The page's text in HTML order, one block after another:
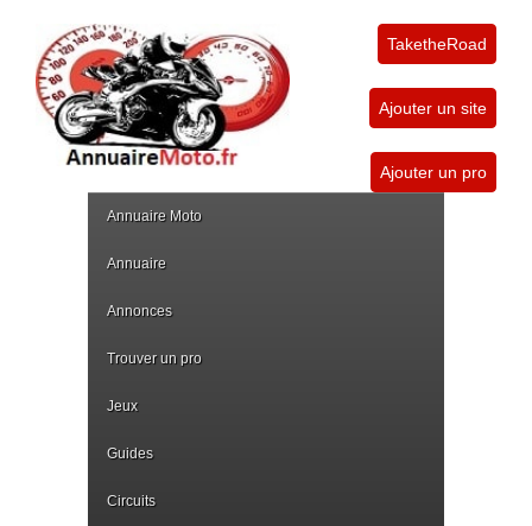
TaketheRoad
Ajouter un site
Ajouter un pro
Annuaire Moto
Annuaire
Annonces
Trouver un pro
Jeux
Guides
Circuits